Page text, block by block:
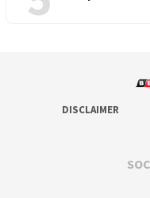
DISCLAIMER